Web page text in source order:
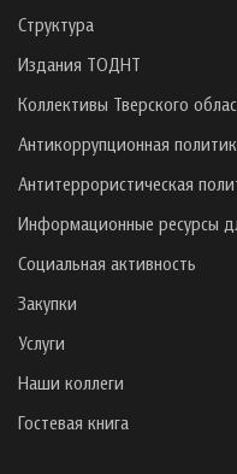
Структура
Издания ТОДНТ
Коллективы Тверского
Антикоррупционная
Антитеррористическая
Информационные ресурсы
Социальная активность
Закупки
Услуги
Наши коллеги
Гостевая книга